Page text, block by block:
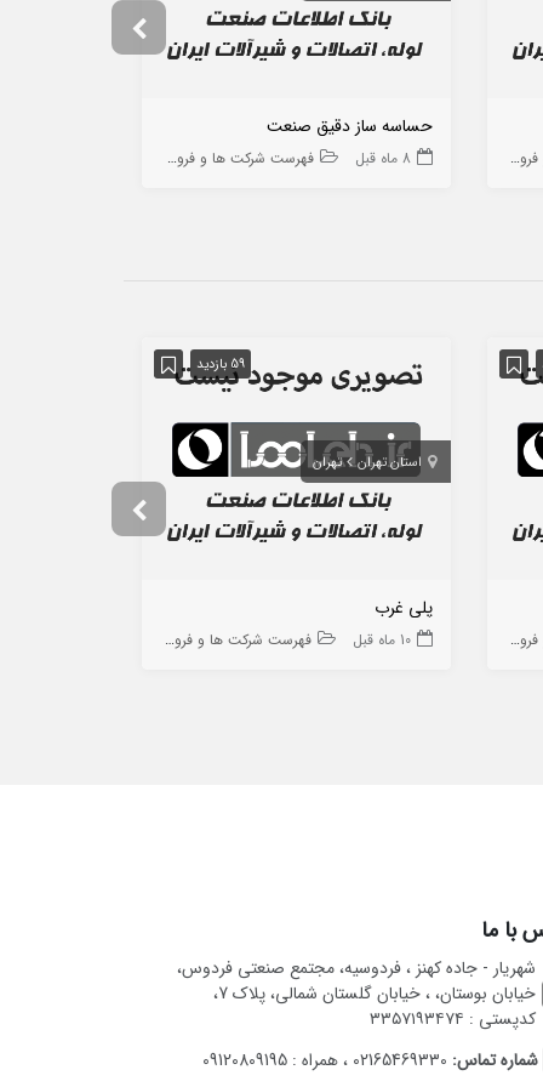
ها
حساسه ساز دقیق صنعت
8 ماه قبل فهرست شرکت ها و فروشگاه ها
ها
59 بازدید
استان تهران تهران
پلی غرب
10 ماه قبل فهرست شرکت ها و فروشگاه ها
با ما
شهریار - جاده کهنز ، فردوسیه، مجتمع صنعتی فردوس،
خیابان بوستان، ، خیابان گلستان شمالی، پلاک 7،
کدپستی : ۳۳۵۷۱۹۳۴۷۴
شماره تماس: 02165469330 ، همراه : 09120809195